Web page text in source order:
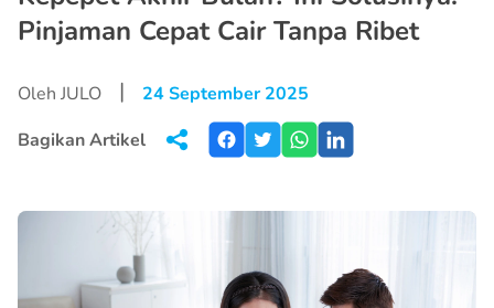
Pinjaman Cepat Cair Tanpa Ribet
Oleh JULO |
24 September 2025
Bagikan Artikel